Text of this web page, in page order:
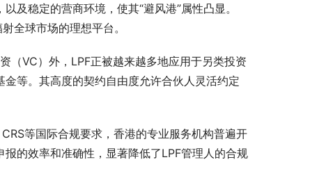
及稳定的营商环境，使其“避风港”属性凸显。
全球市场的理想平台。
（VC）外，LPF正被越来越多地应用于另类投资
等。其高度的契约自由度允许合伙人灵活约定
等国际合规要求，香港的专业服务机构普遍开
的效率和准确性，显著降低了LPF管理人的合规